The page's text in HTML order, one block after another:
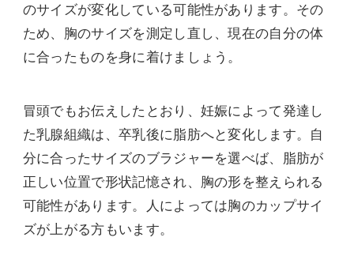
のサイズが変化している可能性があります。その
ため、胸のサイズを測定し直し、現在の自分の体
に合ったものを身に着けましょう。
冒頭でもお伝えしたとおり、妊娠によって発達し
た乳腺組織は、卒乳後に脂肪へと変化します。自
分に合ったサイズのブラジャーを選べば、脂肪が
正しい位置で形状記憶され、胸の形を整えられる
可能性があります。人によっては胸のカップサイ
ズが上がる方もいます。